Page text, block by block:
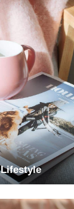
Lifestyle